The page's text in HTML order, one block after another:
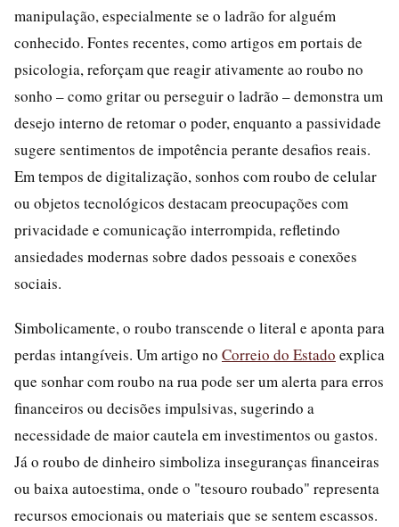
manipulação, especialmente se o ladrão for alguém
conhecido. Fontes recentes, como artigos em portais de
psicologia, reforçam que reagir ativamente ao roubo no
sonho – como gritar ou perseguir o ladrão – demonstra um
desejo interno de retomar o poder, enquanto a passividade
sugere sentimentos de impotência perante desafios reais.
Em tempos de digitalização, sonhos com roubo de celular
ou objetos tecnológicos destacam preocupações com
privacidade e comunicação interrompida, refletindo
ansiedades modernas sobre dados pessoais e conexões
sociais.
Simbolicamente, o roubo transcende o literal e aponta para
perdas intangíveis. Um artigo no Correio do Estado explica
que sonhar com roubo na rua pode ser um alerta para erros
financeiros ou decisões impulsivas, sugerindo a
necessidade de maior cautela em investimentos ou gastos.
Já o roubo de dinheiro simboliza inseguranças financeiras
ou baixa autoestima, onde o "tesouro roubado" representa
recursos emocionais ou materiais que se sentem escassos.